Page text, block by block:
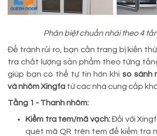
Phân biệt chuẩn nhái theo 4
Để tránh rủi ro, bạn cần trang bị kiến
tra chất lượng sản phẩm theo từng
giúp bạn có thể tự tin hơn khi so sánh
và nhôm Xingfa từ các nhà cung cấp
Tầng 1 - Thanh nhôm:
Kiểm tra tem/mã vạch:Đối với
quét mã QR trên tem để kiểm tra